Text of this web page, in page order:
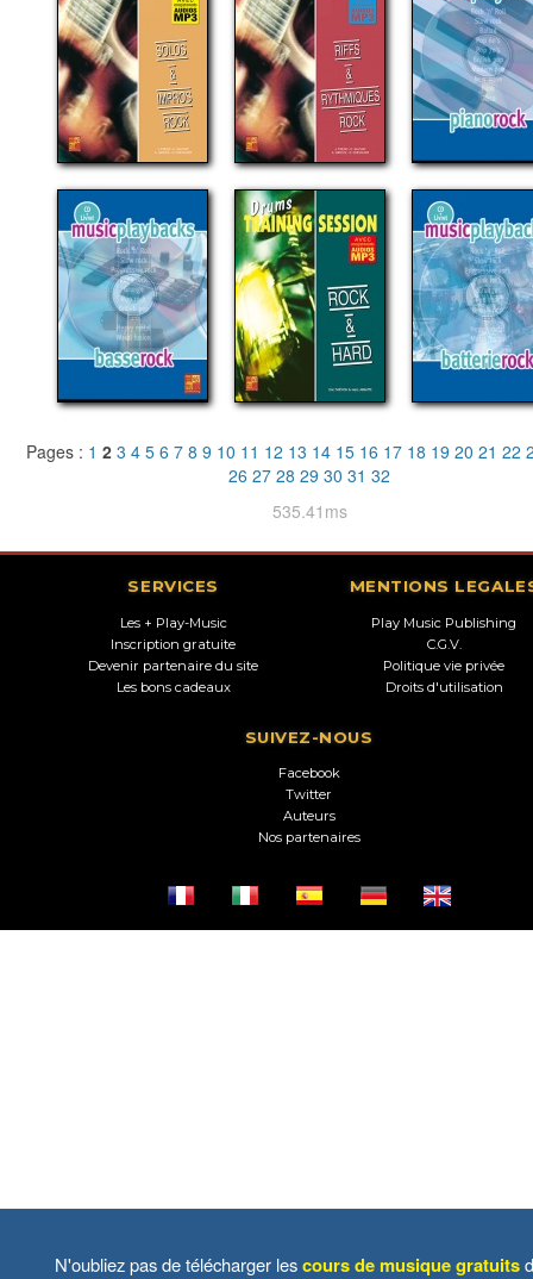
Pages : 1 2 3 4 5 6 7 8 9 10 11 12 13 14 15 16 17 18 19 20 21 22
26 27 28 29 30 31 32
535.41ms
SERVICES
Les + Play-Music
Inscription gratuite
Devenir partenaire du site
Les bons cadeaux
MENTIONS
Play Music Publishing
C.G.V.
Politique vie privée
Droits d'utilisation
SUIVEZ-NOUS
Facebook
Twitter
Auteurs
Nos partenaires
N'oubliez pas de télécharger lescours de musique gratuits